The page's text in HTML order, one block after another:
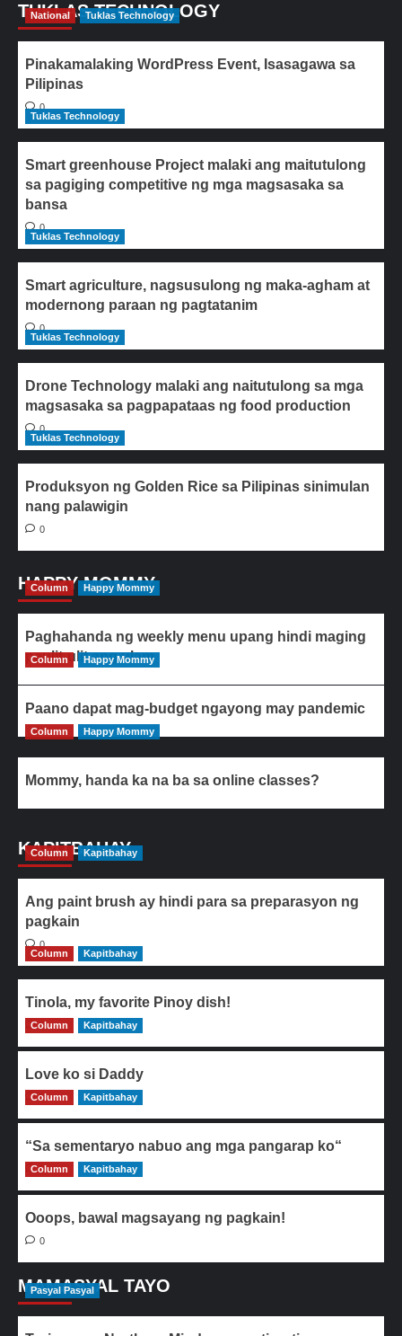
TUKLAS TECHNOLOGY
National Tuklas Technology
Pinakamalaking WordPress Event, Isasagawa sa
Pilipinas
0
Tuklas Technology
Smart greenhouse Project malaki ang maitutulong
sa pagiging competitive ng mga magsasaka sa
bansa
0
Tuklas Technology
Smart agriculture, nagsusulong ng maka-agham at
modernong paraan ng pagtatanim
0
Tuklas Technology
Drone Technology malaki ang naitutulong sa mga
magsasaka sa pagpapataas ng food production
0
Tuklas Technology
Produksyon ng Golden Rice sa Pilipinas sinimulan
nang palawigin
0
HAPPY MOMMY
Column Happy Mommy
Paghahanda ng weekly menu upang hindi maging
paulit-ulit ang ulam
Column Happy Mommy
Paano dapat mag-budget ngayong may pandemic
Column Happy Mommy
Mommy, handa ka na ba sa online classes?
KAPITBAHAY
Column Kapitbahay
Ang paint brush ay hindi para sa preparasyon ng
pagkain
0
Column
Kapitbahay
Tinola, my favorite Pinoy dish!
0
Column Kapitbahay
Love ko si Daddy
0
Column Kapitbahay
“Sa sementaryo nabuo ang mga pangarap ko“
0
Column Kapitbahay
Ooops, bawal magsayang ng pagkain!
0
MAMASYAL TAYO
Pasyal Pasyal